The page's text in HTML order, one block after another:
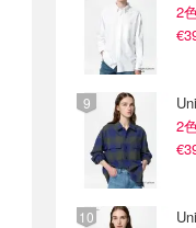
2
2